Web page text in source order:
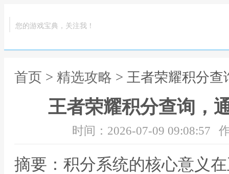
您的游戏宝典，关注我！
首页 > 精选攻略 > 王者荣耀积分
王者荣耀积分查询，
时间：2026-07-09 09:08:57
摘要：积分系统的核心意义